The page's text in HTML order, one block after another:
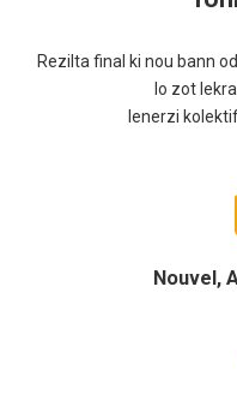
Rezilta final ki nou bann
lo zot
lenerzi
Nouvel,